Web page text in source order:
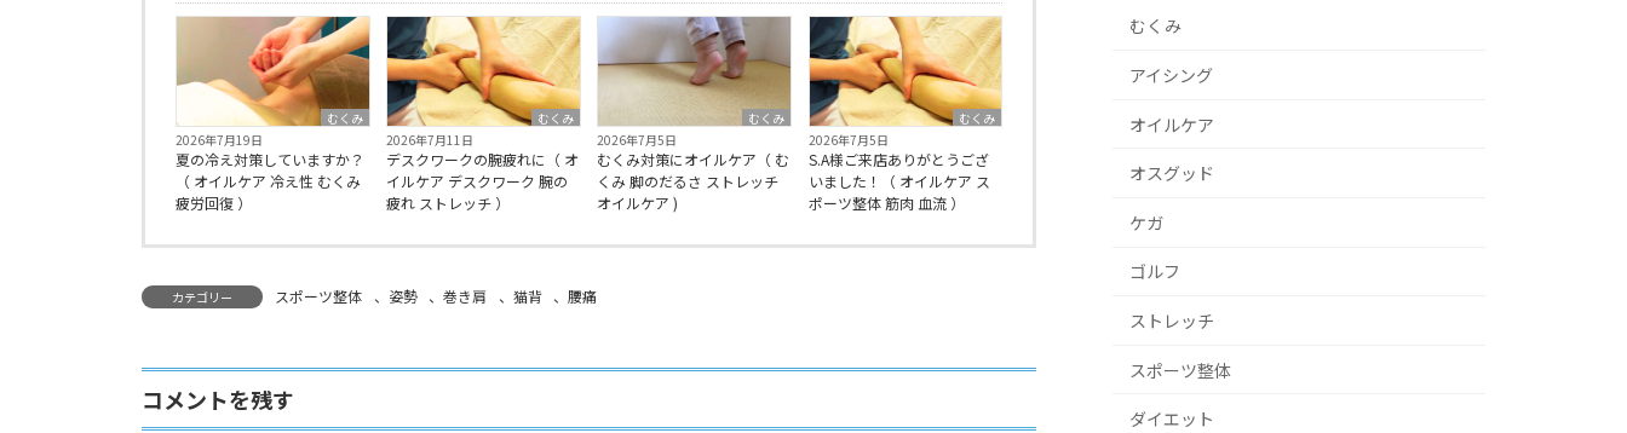
むくみ
2026年7月19日
夏の冷え対策していますか？
（ オイルケア 冷え性 むくみ
疲労回復 ）
むくみ
2026年7月11日
デスクワークの腕疲れに（ オ
イルケア デスクワーク 腕の
疲れ ストレッチ ）
むくみ
2026年7月5日
むくみ対策にオイルケア（ む
くみ 脚のだるさ ストレッチ
オイルケア )
むくみ
2026年7月5日
S.A様ご来店ありがとうござ
いました！（ オイルケア ス
ポーツ整体 筋肉 血流 ）
カテゴリー スポーツ整体 、 姿勢 、巻き肩 、 猫背 、腰痛
コメントを残す
むくみ
アイシング
オイルケア
オスグッド
ケガ
ゴルフ
ストレッチ
スポーツ整体
ダイエット